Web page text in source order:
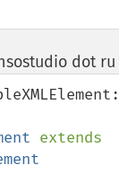
dot ru